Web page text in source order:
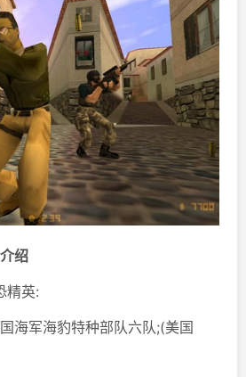
绍
英:
军海豹特种部队六队;(美国